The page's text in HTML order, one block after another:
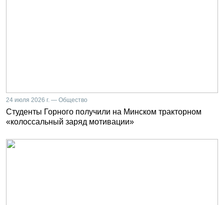
24 июля 2026 г. — Общество
Студенты Горного получили на Минском тракторном
«колоссальный заряд мотивации»